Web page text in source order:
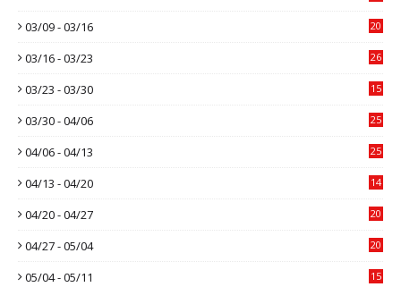
03/09 - 03/16 20
03/16 - 03/23 26
03/23 - 03/30 15
03/30 - 04/06 25
04/06 - 04/13 25
04/13 - 04/20 14
04/20 - 04/27 20
04/27 - 05/04 20
05/04 - 05/11 15